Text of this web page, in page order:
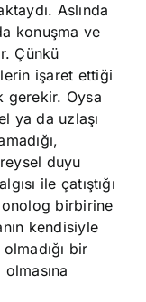
Aslında
konuşma ve
Çünkü
işaret ettiği
gerekir. Oysa
ya da uzlaşı
duyu
ile çatıştığı
birbirine
kendisiyle
bir